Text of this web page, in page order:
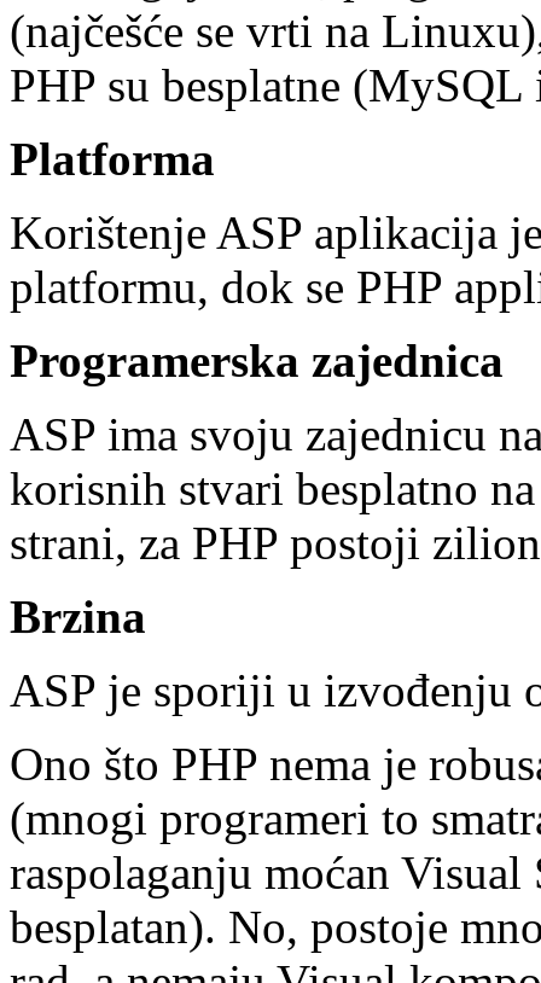
(najčešće se vrti na
PHP su besplatne
Platforma
Korištenje ASP aplikacija
platformu, dok se PHP
Programerska zajednica
ASP ima svoju zajednicu
korisnih stvari besplatno
strani, za PHP postoji
Brzina
ASP je sporiji u izvođenju
Ono što PHP nema je
(mnogi programeri to
raspolaganju moćan
besplatan). No, postoje